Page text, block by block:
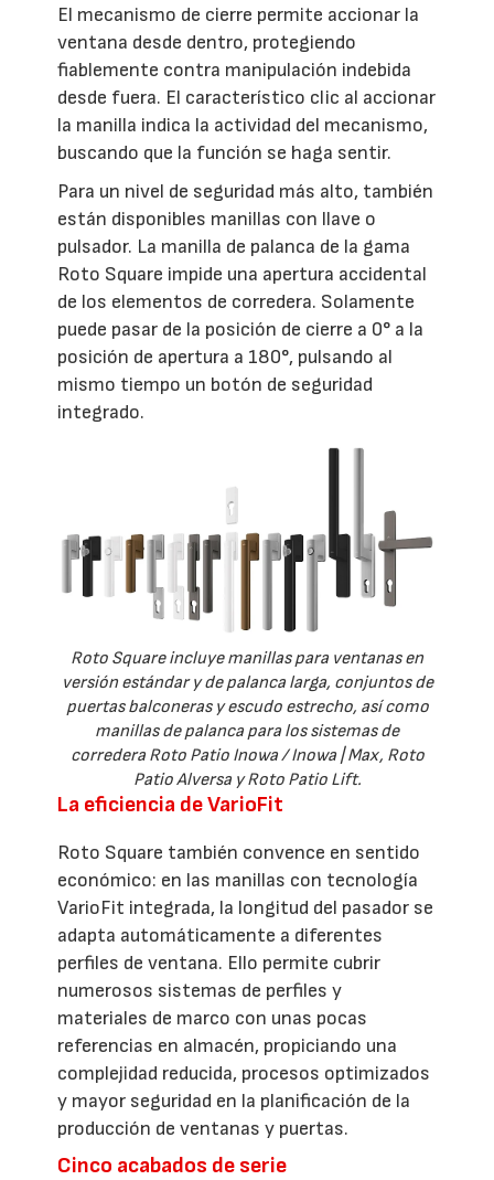
El mecanismo de cierre permite accionar la
ventana desde dentro, protegiendo
fiablemente contra manipulación indebida
desde fuera. El característico clic al accionar
la manilla indica la actividad del mecanismo,
buscando que la función se haga sentir.
Para un nivel de seguridad más alto, también
están disponibles manillas con llave o
pulsador. La manilla de palanca de la gama
Roto Square impide una apertura accidental
de los elementos de corredera. Solamente
puede pasar de la posición de cierre a 0° a la
posición de apertura a 180°, pulsando al
mismo tiempo un botón de seguridad
integrado.
Roto Square incluye manillas para ventanas en
versión estándar y de palanca larga, conjuntos de
puertas balconeras y escudo estrecho, así como
manillas de palanca para los sistemas de
corredera Roto Patio Inowa / Inowa | Max, Roto
Patio Alversa y Roto Patio Lift.
La eficiencia de VarioFit
Roto Square también convence en sentido
económico: en las manillas con tecnología
VarioFit integrada, la longitud del pasador se
adapta automáticamente a diferentes
perfiles de ventana. Ello permite cubrir
numerosos sistemas de perfiles y
materiales de marco con unas pocas
referencias en almacén, propiciando una
complejidad reducida, procesos optimizados
y mayor seguridad en la planificación de la
producción de ventanas y puertas.
Cinco acabados de serie